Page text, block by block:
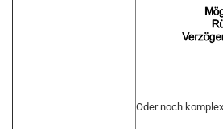
Oder noch